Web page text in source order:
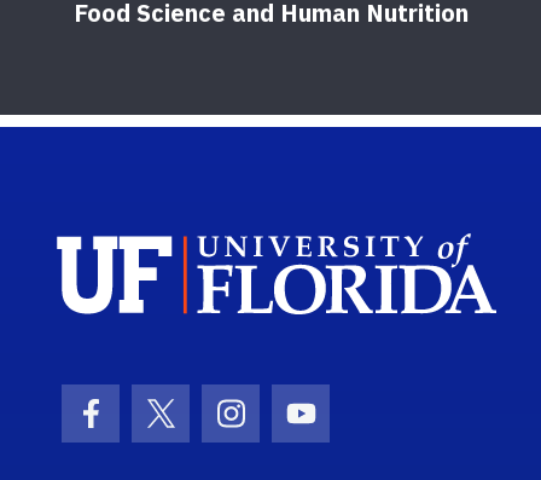
Food Science and Human Nutrition
Facebook Icon
Twitter IconInstagram Icon
Youtube Icon